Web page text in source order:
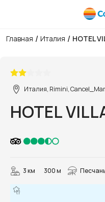
Главная / Италия / HOTEL
Италия, Rimini,
HOTEL
3 км 300 м